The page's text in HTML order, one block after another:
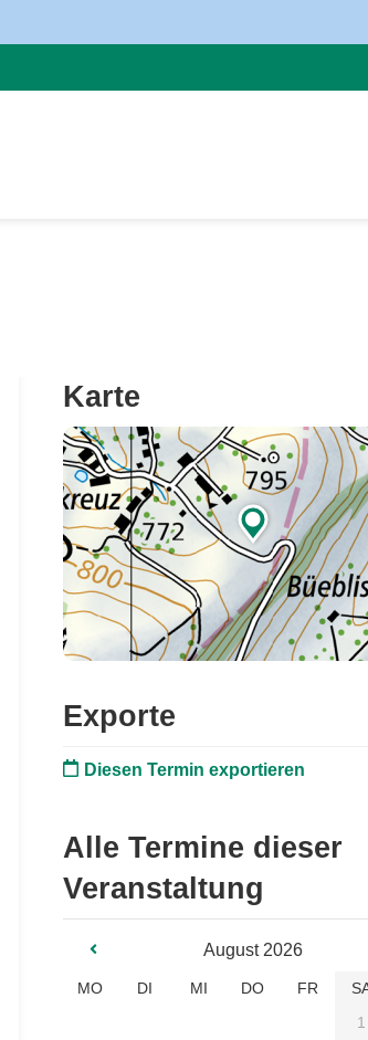
Karte

Exporte
Diesen Termin exportieren
Alle Termine dieser
Veranstaltung
August 2026
MO DI MI DO FR
1